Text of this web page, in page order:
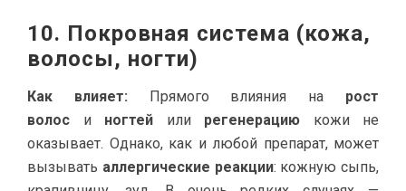
10. Покровная система (кожа,
волосы, ногти)
Как влияет: Прямого влияния на рост
волос и ногтей или регенерацию кожи не
оказывает. Однако, как и любой препарат, может
вызывать аллергические реакции: кожную сыпь,